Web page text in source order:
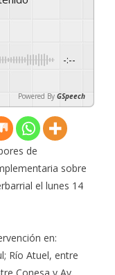
-:--
Powered By GSpeech
de
sobre
el lunes 14
en:
Río Atuel, entre